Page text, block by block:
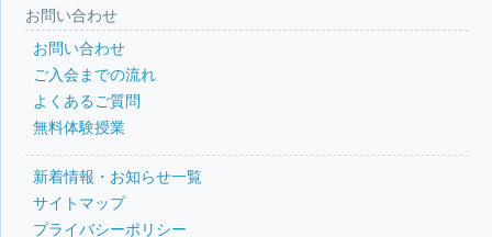
お問い合わせ
お問い合わせ
ご入会までの流れ
よくあるご質問
無料体験授業
新着情報・お知らせ一覧
サイトマップ
プライバシーポリシー